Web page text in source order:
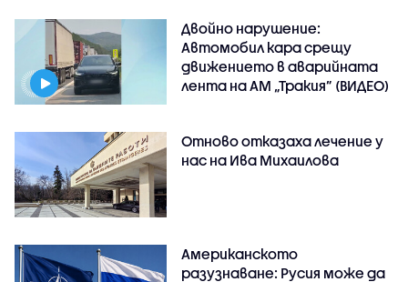
Двойно нарушение:
Автомобил кара срещу
движението в аварийната
лента на АМ „Тракия” (ВИДЕО)
Отново отказаха лечение у
нас на Ива Михаилова
Американското
разузнаване: Русия може да